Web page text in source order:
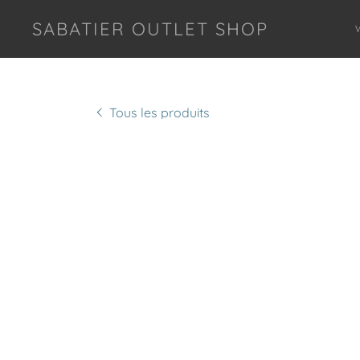
SABATIER OUTLET SHOP
Tous les produits